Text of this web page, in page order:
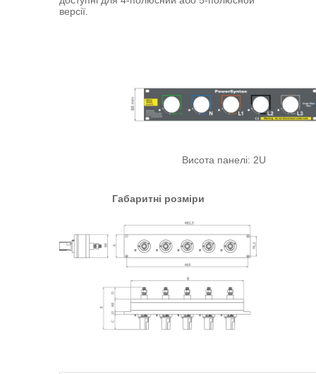
версії.
Висота панелі: 2U
Габаритні розміри